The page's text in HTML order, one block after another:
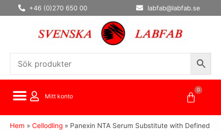
Hoppa
till
+46 (0)270 650 00 labfab@labfab.se
Mitt konto
0
Hem » Cellodling » Panexin NTA Serum Substitute with Defined